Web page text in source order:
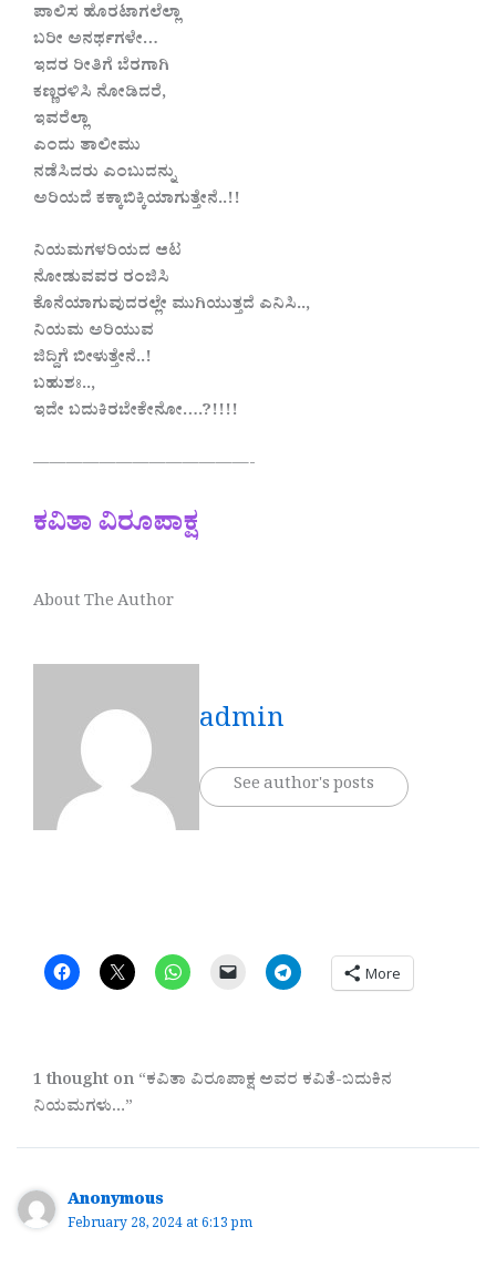
ಪಾಲಿಸ ಹೊರಟಾಗಲೆಲ್ಲಾ
ಬರೀ ಅನರ್ಥಗಳೇ…
ಇದರ ರೀತಿಗೆ ಬೆರಗಾಗಿ
ಕಣ್ಣರಳಿಸಿ ನೋಡಿದರೆ,
ಇವರೆಲ್ಲಾ
ಎಂದು ತಾಲೀಮು
ನಡೆಸಿದರು ಎಂಬುದನ್ನು
ಅರಿಯದೆ ಕಕ್ಕಾಬಿಕ್ಕಿಯಾಗುತ್ತೇನೆ..!!
ನಿಯಮಗಳರಿಯದ ಆಟ
ನೋಡುವವರ ರಂಜಿಸಿ
ಕೊನೆಯಾಗುವುದರಲ್ಲೇ ಮುಗಿಯುತ್ತದೆ ಎನಿಸಿ..,
ನಿಯಮ ಅರಿಯುವ
ಜಿದ್ದಿಗೆ ಬೀಳುತ್ತೇನೆ..!
ಬಹುಶಃ..,
ಇದೇ ಬದುಕಿರಬೇಕೇನೋ….?!!!!
—————————————-
ಕವಿತಾ ವಿರೂಪಾಕ್ಷ
About The Author
admin
See author's posts
More
1 thought on “ಕವಿತಾ ವಿರೂಪಾಕ್ಷ ಅವರ ಕವಿತೆ-ಬದುಕಿನ
ನಿಯಮಗಳು…”
Anonymous
February 28, 2024 at 6:13 pm